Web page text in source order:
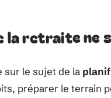
retraite ne
sur le sujet de la
préparer le terrain